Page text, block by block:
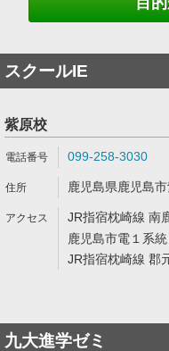
スクールIE
紫原校
099-258-3030
鹿児島県鹿児島
JR指宿枕崎線 南
鹿児島市電１系
JR指宿枕崎線 郡
九大進学ゼミ